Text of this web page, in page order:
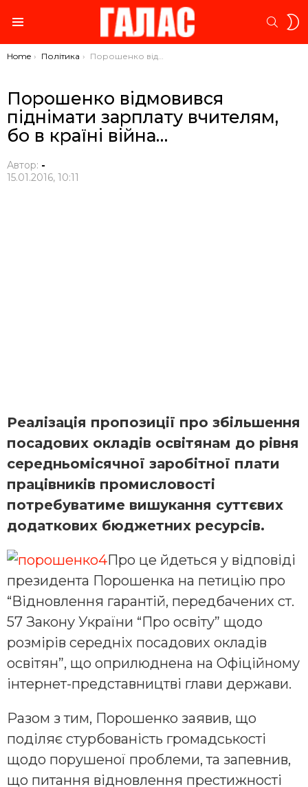
You are here:
Home Політика Порошенко відмовився піднімати зарплату вчителям, бо в країні війна…
Порошенко відмовився
піднімати зарплату вчителям,
бо в країні війна…
Автор: -
15.01.2016, 10:11
Реалізація пропозиції про збільшення
посадових окладів освітянам до рівня
середньомісячної заробітної плати
працівників промисловості
потребуватиме вишукання суттєвих
додаткових бюджетних ресурсів.
Про це йдеться у відповіді
президента Порошенка на петицію про
“Відновлення гарантій, передбачених ст.
57 Закону України “Про освіту” щодо
розмірів середніх посадових окладів
освітян”, що оприлюднена на Офіційному
інтернет-представництві глави держави.
Разом з тим, Порошенко заявив, що
поділяє стурбованість громадськості
щодо порушеної проблеми, та запевнив,
що питання відновлення престижності